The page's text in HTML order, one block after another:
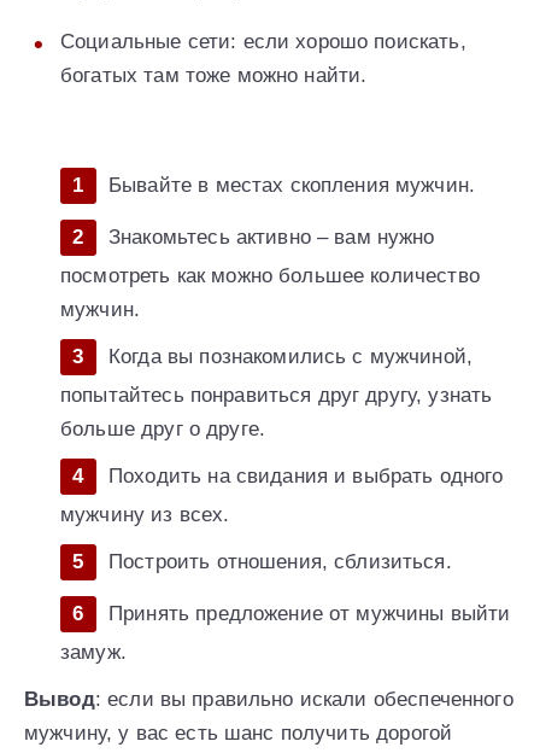
Социальные сети: если хорошо поискать,
богатых там тоже можно найти.
Бывайте в местах скопления мужчин.
Знакомьтесь активно – вам нужно
посмотреть как можно большее количество
мужчин.
Когда вы познакомились с мужчиной,
попытайтесь понравиться друг другу, узнать
больше друг о друге.
Походить на свидания и выбрать одного
мужчину из всех.
Построить отношения, сблизиться.
Принять предложение от мужчины выйти
замуж.
Вывод: если вы правильно искали обеспеченного
мужчину, у вас есть шанс получить дорогой